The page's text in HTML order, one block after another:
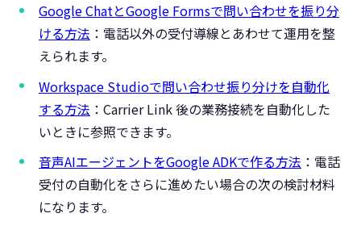
Google ChatとGoogle Formsで問い合わせを振り分
ける方法 ：電話以外の受付導線とあわせて運用を整
えられます。
Workspace Studioで問い合わせ振り分けを自動化
する方法 ：Carrier Link 後の業務接続を自動化した
いときに参照できます。
音声AIエージェントをGoogle ADKで作る方法 ：電話
受付の自動化をさらに進めたい場合の次の検討材料
になります。